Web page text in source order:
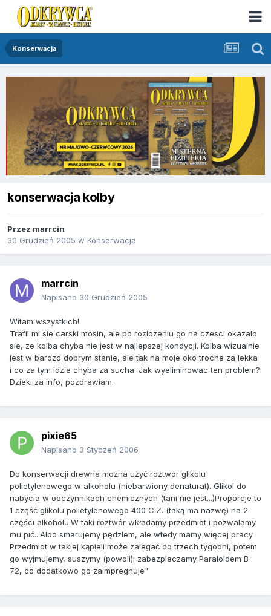
Konserwacja
konserwacja kolby
Przez marrcin
30 Grudzień 2005 w Konserwacja
marrcin
Napisano 30 Grudzień 2005
Witam wszystkich!
Trafil mi sie carski mosin, ale po rozlozeniu go na czesci okazalo
sie, ze kolba chyba nie jest w najlepszej kondycji. Kolba wizualnie
jest w bardzo dobrym stanie, ale tak na moje oko troche za lekka
i co za tym idzie chyba za sucha. Jak wyeliminowac ten problem?
Dzieki za info, pozdrawiam.
pixie65
Napisano 3 Styczeń 2006
Do konserwacji drewna można użyć roztwór glikolu
polietylenowego w alkoholu (niebarwiony denaturat). Glikol do
nabycia w odczynnikach chemicznych (tani nie jest...)Proporcje to
1 część glikolu polietylenowego 400 C.Z. (taką ma nazwę) na 2
części alkoholu.W taki roztwór wkładamy przedmiot i pozwalamy
mu pić...Albo smarujemy pędzlem, ale wtedy mamy więcej pracy.
Przedmiot w takiej kąpieli może zalegać do trzech tygodni, potem
go wyjmujemy, suszymy (powoli)i zabezpieczamy Paraloidem B-
72, co dodatkowo go zaimpregnuje"